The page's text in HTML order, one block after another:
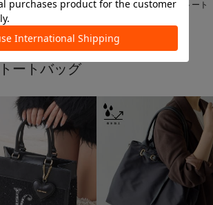
限定】撥水ナイロン
ーン2WAYBAG
(50%OFF)
【撥水】スリム2WAYトート
¥25,300
ートバッグ